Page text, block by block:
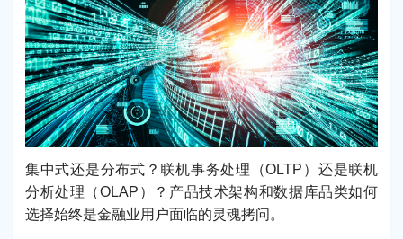
集中式还是分布式？联机事务处理（OLTP）还是联机
分析处理（OLAP）？产品技术架构和数据库品类如何
选择始终是金融业用户面临的灵魂拷问。